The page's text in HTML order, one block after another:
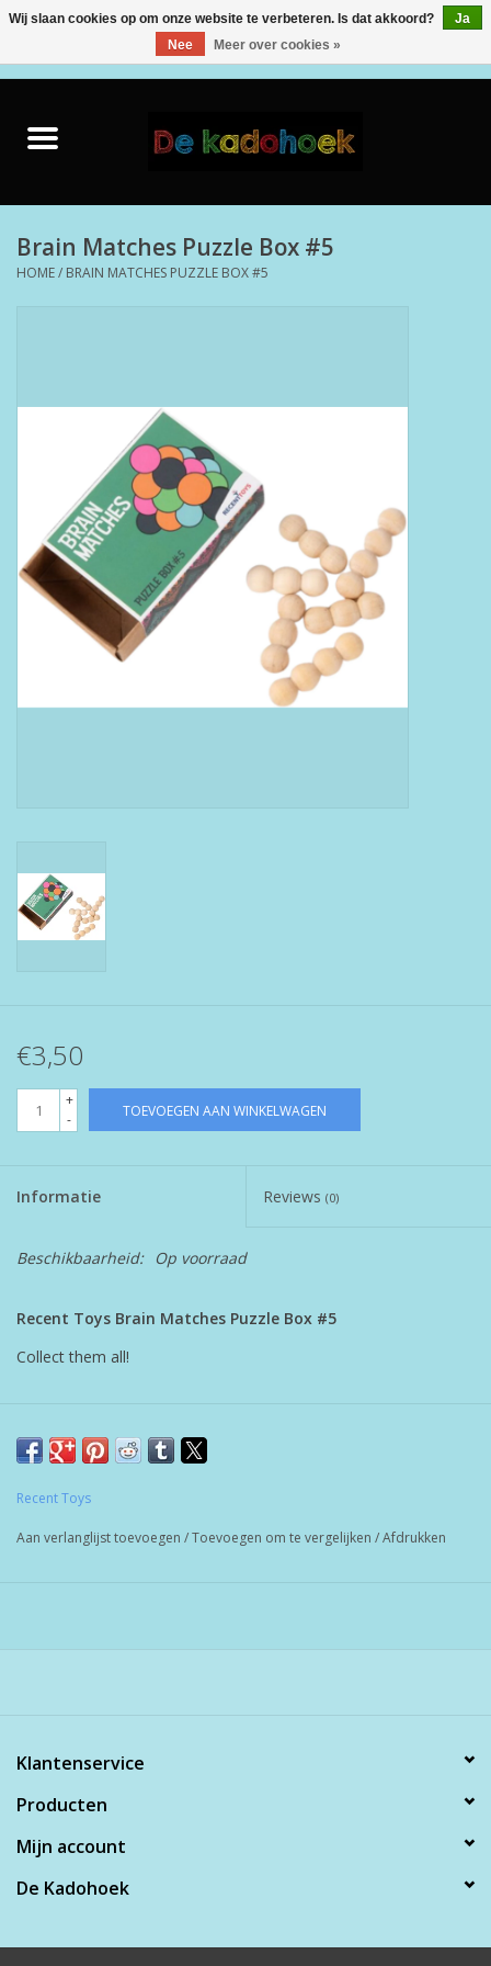
Creatief
Back to School
Boeken
Puzzels & Spellen
Feest
Brain Matches Puzzle Box #5
HOME/ BRAIN MATCHES PUZZLE BOX #5
€3,50
+
-
TOEVOEGEN AAN WINKELWAGEN
Informatie Reviews (0)
Beschikbaarheid: Op voorraad
Recent Toys Brain Matches Puzzle Box #5
Collect them all!
Recent Toys
Aan verlanglijst toevoegen /Toevoegen om te vergelijken /Afdrukken
Klantenservice
Producten
Mijn account
De Kadohoek
Wij slaan cookies op om onze website te verbeteren. Is dat akkoord?
Ja
Nee
Meer over cookies »